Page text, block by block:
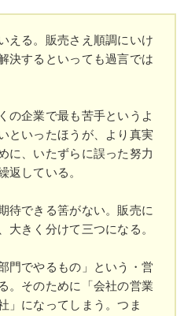
れる。指導した会社は大
九九九年逝去。
高原慶一朗氏
者・鳥羽博道氏、
健次郎氏
安弘氏、
がまさに人生を賭して
よった経営学の集大成」
える。販売さえ順調にいけ
決するといっても過言では
企業で最も苦手というよ
といったほうが、より真実
に、いたずらに誤った努力
返している。
待できる筈がない。販売に
大きく分けて三つになる。
門でやるもの」という・営
。そのために「会社の営業
」になってしまう。つま